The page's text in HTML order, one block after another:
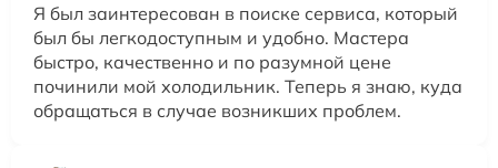
Я был заинтересован в поиске сервиса, который
был бы легкодоступным и удобно. Мастера
быстро, качественно и по разумной цене
починили мой холодильник. Теперь я знаю, куда
обращаться в случае возникших проблем.